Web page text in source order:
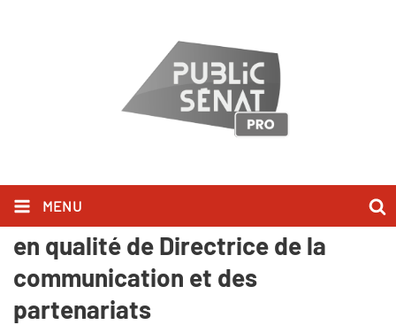
MENU
Virginie Duval rejoint Public Sénat
en qualité de Directrice de la
communication et des
partenariats